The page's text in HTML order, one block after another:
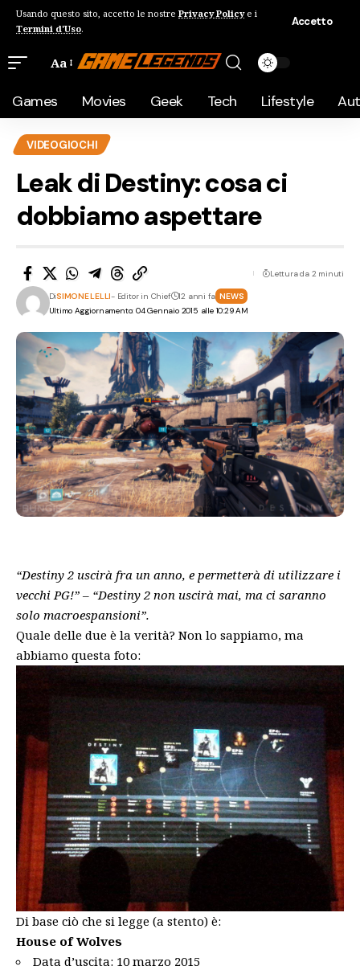
Usando questo sito, accetto le nostre Privacy Policye i
Termini d'Uso.
Accetto
Aa
Games Movies Geek Tech Lifestyle
VIDEOGIOCHI
Leak di Destiny: cosa ci
dobbiamo aspettare
Ultimo Aggiornamento: 04 Gennaio 2015 alle 10:29 AM
DiSIMONE LELLI- Editor in Chief 12 anni fa NEWS
Lettura da 2 minuti
“Destiny 2 uscirà fra un anno, e permetterà di utilizzare i
vecchi PG!” – “Destiny 2 non uscirà mai, ma ci saranno
solo macroespansioni”.
Quale delle due è la verità? Non lo sappiamo, ma
abbiamo questa foto:
Di base ciò che si legge (a stento) è:
House of Wolves
Data d’uscita: 10 marzo 2015